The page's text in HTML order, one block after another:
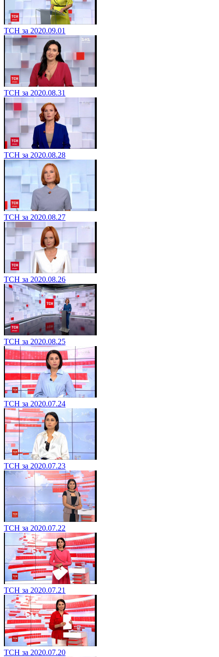
ТСН за 2020.09.01
ТСН за 2020.08.31
ТСН за 2020.08.28
ТСН за 2020.08.27
ТСН за 2020.08.26
ТСН за 2020.08.25
ТСН за 2020.07.24
ТСН за 2020.07.23
ТСН за 2020.07.22
ТСН за 2020.07.21
ТСН за 2020.07.20